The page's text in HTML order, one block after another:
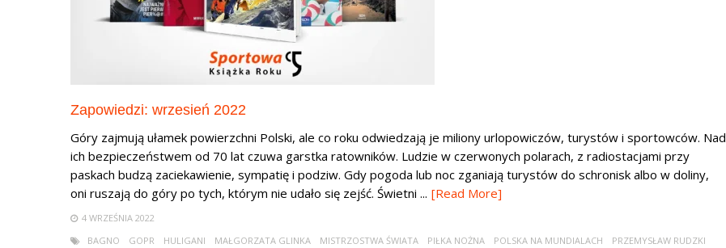
Zapowiedzi: wrzesień 2022
Góry zajmują ułamek powierzchni Polski, ale co roku odwiedzają je miliony urlopowiczów, turystów i sportowców. Nad
ich bezpieczeństwem od 70 lat czuwa garstka ratowników. Ludzie w czerwonych polarach, z radiostacjami przy
paskach budzą zaciekawienie, sympatię i podziw. Gdy pogoda lub noc zganiają turystów do schronisk albo w doliny,
oni ruszają do góry po tych, którym nie udało się zejść. Świetni ... [Read More]
4 WRZEŚNIA 2022
BAGNO
GOPR HULIGANI MAŁGORZATA GLINKA MISTRZOSTWA ŚWIATA PIŁKA NOŻNA POLSKA NA MUNDIALACH
PRZEMYSŁAW RUDZKI